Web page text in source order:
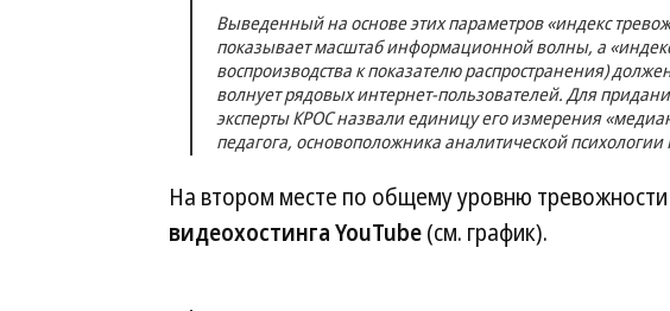
Выведенный на основе этих параметров «индекс
показывает масштаб информационной волны, а
воспроизводства к показателю распространения)
волнует рядовых интернет-пользователей. Для
эксперты КРОС назвали единицу его измерения
педагога, основоположника аналитической психологии
На втором месте по общему уровню тревожности
видеохостинга YouTube(см. график).